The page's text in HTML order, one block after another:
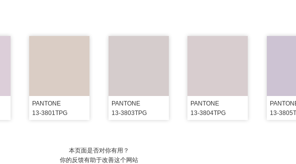
PANTONE
13-3801TPG
PANTONE
13-3803TPG
PANTONE
13-3804TPG
13-
本页面是否对你有用？
你的反馈有助于改善这个网站